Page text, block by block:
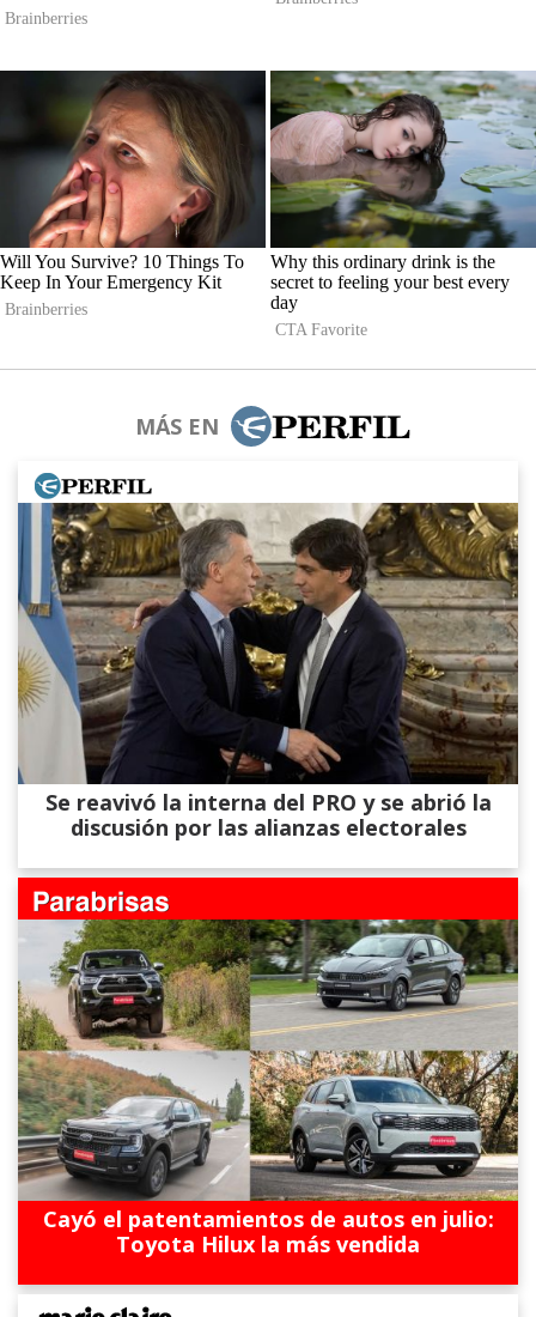
MÁS EN
Se reavivó la interna del PRO y se abrió la
discusión por las alianzas electorales
Cayó el patentamientos de autos en julio:
Toyota Hilux la más vendida